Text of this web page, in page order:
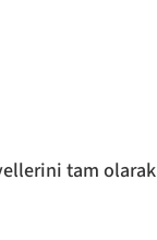
tam olarak